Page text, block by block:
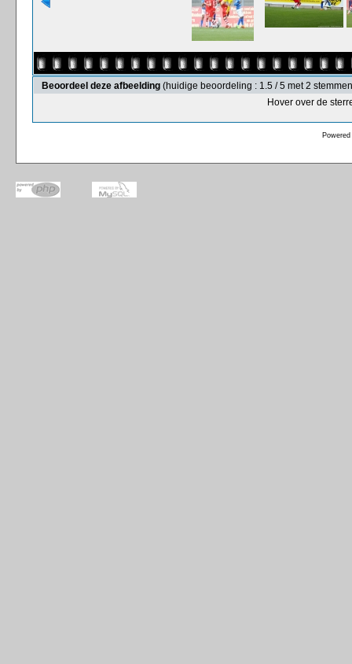
Beoordeel deze afbeelding (huidige beoordeling : 1.5 / 5 met 2
Hover over de